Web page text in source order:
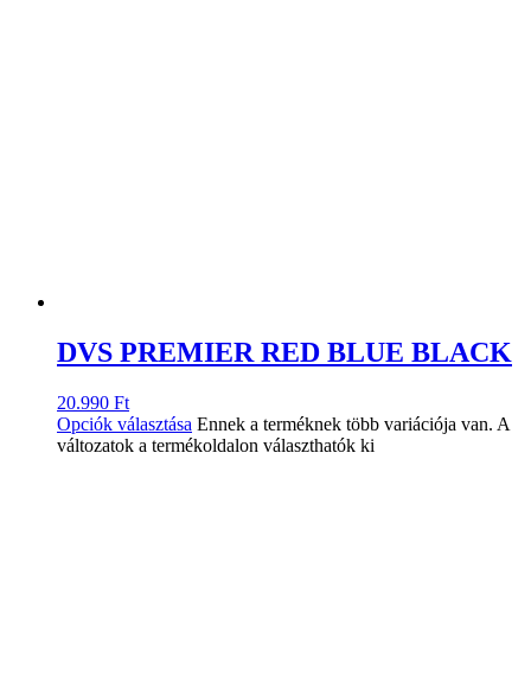
DVS PREMIER RED BLUE BLACK
20.990 Ft
Opciók választása Ennek a terméknek több variációja van. A
változatok a termékoldalon választhatók ki